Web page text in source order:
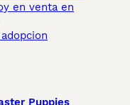
en venta en
Puppies